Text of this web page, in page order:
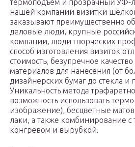
термоподъем и прозрачный УФ-
нашей компании визитки
заказывают преимущественно
деловые люди, крупные
компании, люди творческих
способ изготовления визиток
стоимость, безупречное
материалов для нанесения (от
дизайнерских бумаг до стекла и
Уникальность метода
возможность использовать
изображение), бесцветные
лаки, а также комбинирование с
конгревом и вырубкой.